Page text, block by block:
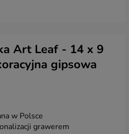
Art Leaf - 14 x 9
gipsowa
w Polsce
grawerem